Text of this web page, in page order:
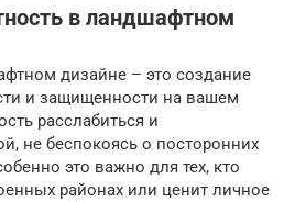
в ландшафтном
дизайне – это создание
и защищенности на вашем
расслабиться и
не беспокоясь о посторонних
это важно для тех, кто
районах или ценит личное